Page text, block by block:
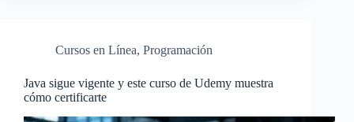
Cursos en Línea, Programación
Java sigue vigente y este curso de Udemy muestra
cómo certificarte